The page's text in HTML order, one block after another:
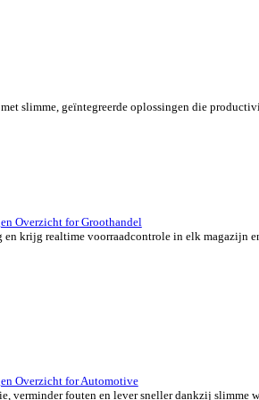
en houd klanten in beweging
succes van je bedrijf.